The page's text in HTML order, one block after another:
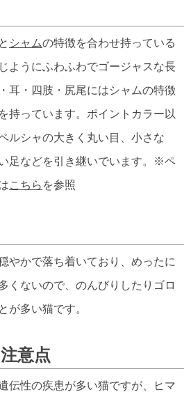
と シャムの特徴を合わせ持っている
ようにふわふわでゴージャスな長
耳・四肢・尻尾にはシャムの特徴
持っています。ポイントカラー以
ルシャの大きく丸い目、小さな
足などを引き継いでいます。※ペ
こちら を参照
やかで落ち着いており、めったに
くないので、のんびりしたりゴロ
が多い猫です。
意点
伝性の疾患が多い猫ですが、ヒマ